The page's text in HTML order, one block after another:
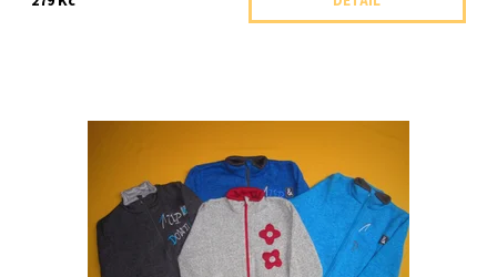
Celopropínací teplá svetrová mikina se stojáčkem a výšivkou.
Skladem 1 ks
Arex, ČR